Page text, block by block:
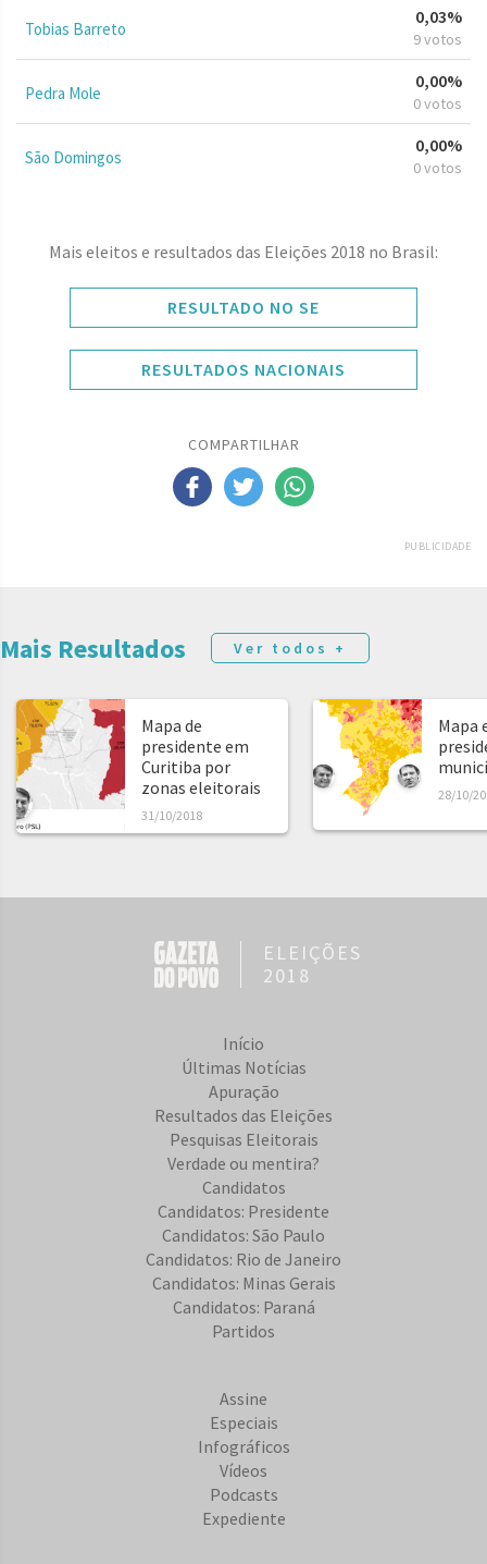
Tobias Barreto
0,03%
9 votos
Pedra Mole
0,00%
0 votos
São Domingos
0,00%
0 votos
Mais eleitos e resultados das Eleições 2018 no Brasil:
RESULTADO NO SE
RESULTADOS NACIONAIS
COMPARTILHAR
PUBLICIDADE
Mais Resultados Ver todos +
Mapa de
presidente em
Curitiba por
zonas eleitorais
31/10/2018
Mapa
28/10/
ELEIÇÕES
2018
Início
Últimas Notícias
Apuração
Resultados das Eleições
Pesquisas Eleitorais
Verdade ou mentira?
Candidatos
Candidatos: Presidente
Candidatos: São Paulo
Candidatos: Rio de Janeiro
Candidatos: Minas Gerais
Candidatos: Paraná
Partidos
Assine
Especiais
Infográficos
Vídeos
Podcasts
Expediente